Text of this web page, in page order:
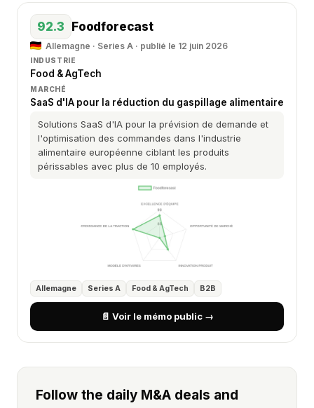
92.3 Foodforecast
Allemagne · Series A · publié le 12 juin 2026
INDUSTRIE
Food & AgTech
MARCHÉ
SaaS d'IA pour la réduction du gaspillage alimentaire
Solutions SaaS d'IA pour la prévision de demande et
l'optimisation des commandes dans l'industrie
alimentaire européenne ciblant les produits
périssables avec plus de 10 employés.
Allemagne Series A Food & AgTech B2B
📄 Voir le mémo public →
Follow the daily M&A deals and